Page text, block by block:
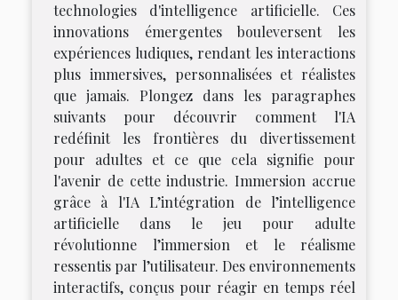
technologies d'intelligence artificielle. Ces
innovations émergentes bouleversent les
expériences ludiques, rendant les interactions
plus immersives, personnalisées et réalistes
que jamais. Plongez dans les paragraphes
suivants pour découvrir comment l'IA
redéfinit les frontières du divertissement
pour adultes et ce que cela signifie pour
l'avenir de cette industrie. Immersion accrue
grâce à l'IA L’intégration de l’intelligence
artificielle dans le jeu pour adulte
révolutionne l’immersion et le réalisme
ressentis par l’utilisateur. Des environnements
interactifs, conçus pour réagir en temps réel